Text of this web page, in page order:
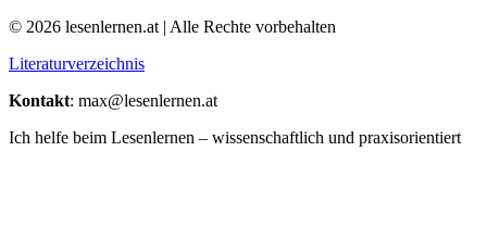
© 2026 lesenlernen.at | Alle Rechte vorbehalten
Literaturverzeichnis
Kontakt: max@lesenlernen.at
Ich helfe beim Lesenlernen – wissenschaftlich und praxisorientiert